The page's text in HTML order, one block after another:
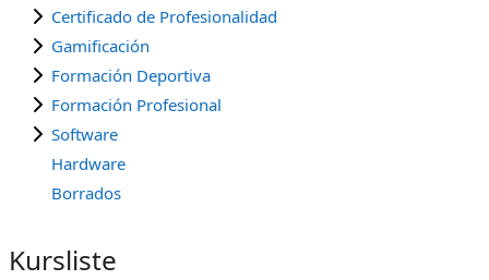
Certificado de Profesionalidad
Gamificación
Formación Deportiva
Formación Profesional
Software
Hardware
Borrados
Kursliste